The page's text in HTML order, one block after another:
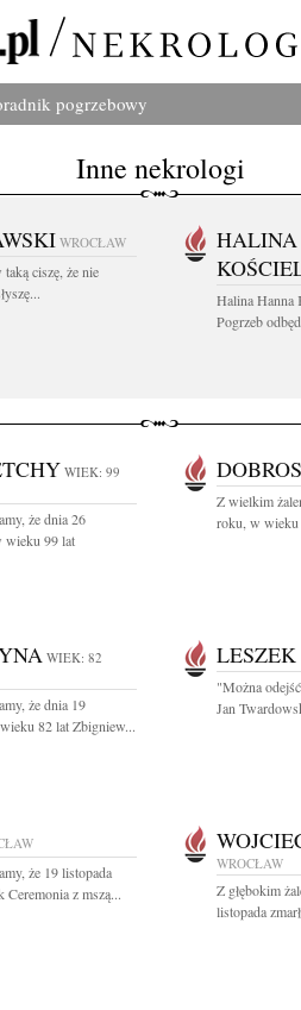
pogrzebowy
Inne nekrologi
WROCŁAW
ciszę, że nie
Halina Hanna
Pogrzeb
WIEK: 99
że dnia 26
wieku 99 lat
Z wielkim
roku, w wieku
WIEK: 82
że dnia 19
82 lat Zbigniew...
"Można
Jan
że 19 listopada
Ceremonia z mszą...
WROCŁAW
Z głębokim
listopada